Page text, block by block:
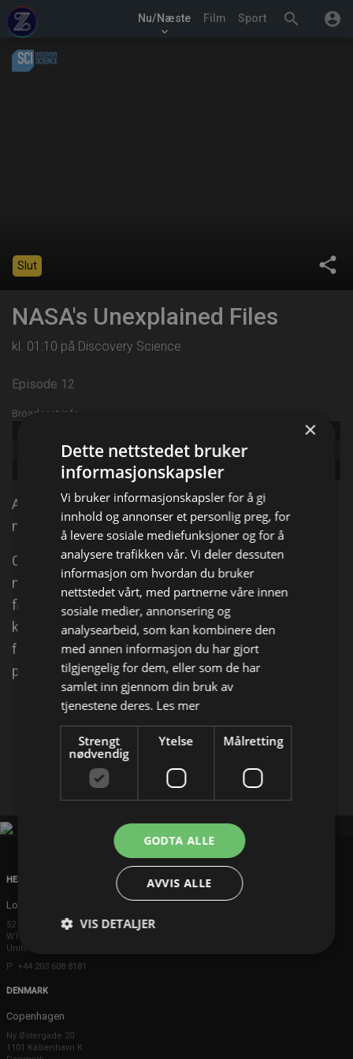
search account_circle
Nu/Næste
keyboard_arrow_down
Film Sport
share
Slut
NASA's Unexplained Files
kl. 01:10 på Discovery Science
Episode 12
Broadcast info
Secret Aliens
Dokumentar
Astronautene evakueres når det oppdages at et
mystisk objekt styrter mot romstasjonen.
Og en hemmelig agent går undercover for å få tak i
noen savnede månesteiner. Idag: Utallige, mystiske
flyvende objekter har blitt fanget opp av NASAs
kameraer. I intervjuer utforsker astronauter og
forskere ideen om at det kan finnes liv utenfor vår
planet.
Facebook X
HEAD OFFICE
London
52 Brook Street
W1K 5DS London
United Kingdom
P: +44 203 608 8181
DENMARK
Copenhagen
Ny Østergade 20
1101 København K
×
Dette nettstedet bruker
informasjonskapsler
Vi bruker informasjonskapsler for å gi
innhold og annonser et personlig preg, for
å levere sosiale mediefunksjoner og for å
analysere trafikken vår. Vi deler dessuten
informasjon om hvordan du bruker
nettstedet vårt, med partnerne våre innen
sosiale medier, annonsering og
analysearbeid, som kan kombinere den
med annen informasjon du har gjort
tilgjengelig for dem, eller som de har
samlet inn gjennom din bruk av
tjenestene deres. Les mer
Strengt
nødvendig
Ytelse Målretting
GODTA ALLE
AVVIS ALLE
VIS DETALJER